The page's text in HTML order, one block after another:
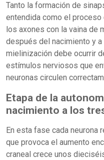
Tanto la formación de
entendida como el proceso
los axones con la vaina de
después del nacimiento y
mielinización debe ocurrir
estímulos nerviosos que
neuronas circulen
Etapa de la
nacimiento a los
En esta fase cada neurona
que provoca el aumento
craneal crece unos